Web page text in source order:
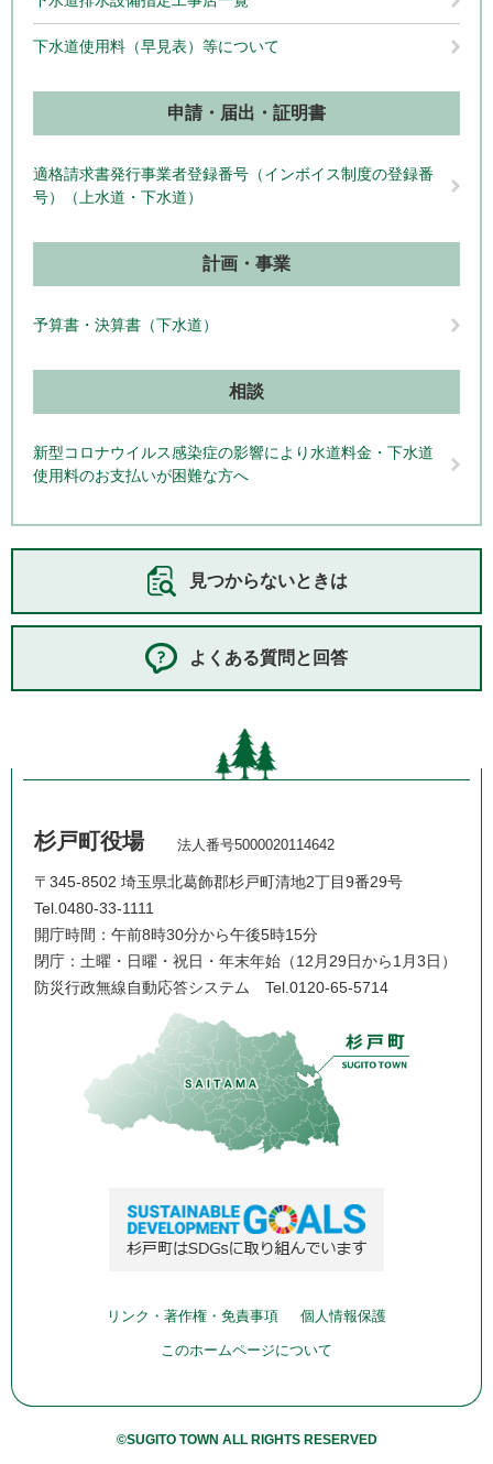
下水道使用料（早見表）等について
申請・届出・証明書
適格請求書発行事業者登録番号（インボイス制度の登録番
号）（上水道・下水道）
計画・事業
予算書・決算書（下水道）
相談
新型コロナウイルス感染症の影響により水道料金・下水道
使用料のお支払いが困難な方へ
見つからないときは
よくある質問と回答
杉戸町役場 法人番号5000020114642
〒345-8502 埼玉県北葛飾郡杉戸町清地2丁目9番29号
Tel.0480-33-1111
開庁時間：午前8時30分から午後5時15分
閉庁：土曜・日曜・祝日・年末年始（12月29日から1月3日）
防災行政無線自動応答システム Tel.0120-65-5714
リンク・著作権・免責事項 個人情報保護
このホームページについて
©SUGITO TOWN ALL RIGHTS RESERVED